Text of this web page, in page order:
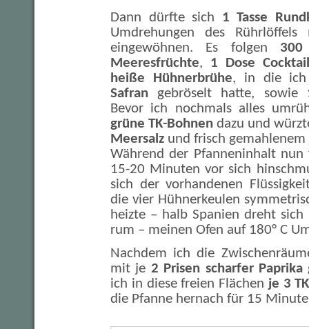
Dann dürfte sich 1 Tasse
Umdrehungen des
eingewöhnen. Es folgen
Meeresfrüchte, 1 Dose
heiße Hühnerbrühe, in die
Safran gebröselt hatte, sowie
Bevor ich nochmals alles
grüne TK-Bohnen dazu und
Meersalz und frisch gemahlenem
Während der Pfanneninhalt
15-20 Minuten vor sich
sich der vorhandenen
die vier Hühnerkeulen
heizte – halb Spanien dreht sich
rum – meinen Ofen auf 180° C
Nachdem ich die
mit je 2 Prisen scharfer Paprika
ich in diese freien Flächen je 3
die Pfanne hernach für 15